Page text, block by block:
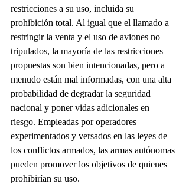
restricciones a su uso, incluida su
prohibición total. Al igual que el llamado a
restringir la venta y el uso de aviones no
tripulados, la mayoría de las restricciones
propuestas son bien intencionadas, pero a
menudo están mal informadas, con una alta
probabilidad de degradar la seguridad
nacional y poner vidas adicionales en
riesgo. Empleadas por operadores
experimentados y versados en las leyes de
los conflictos armados, las armas autónomas
pueden promover los objetivos de quienes
prohibirían su uso.